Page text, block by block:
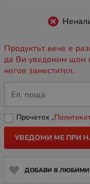
Продуктът вече е
да Ви уведомим щом
негов заместител.
Ел. поща
Прочетох „
УВЕДОМИ МЕ ПРИ
ДОБАВИ В ЛЮБИМИ